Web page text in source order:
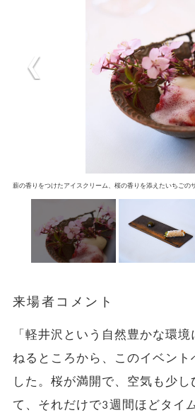
薪の香りをつけたアイスクリーム、桜の香りを添えたいちごの
来場者コメント
「軽井沢という自然豊かな環
ねるところから、このイベント
した。桜が満開で、空気も少し
て、それだけで3週間ほどタイ